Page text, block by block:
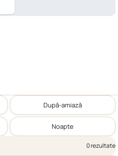
După-amiază
Noapte
0 rezultate